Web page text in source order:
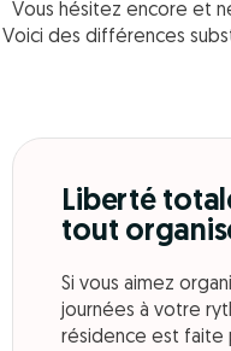
Vous hésitez encore et
Voici des différences
Liberté
tout
Si vous aimez
journées à votre
résidence est faite